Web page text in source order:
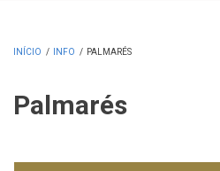
INÍCIO / INFO / PALMARÉS
Palmarés